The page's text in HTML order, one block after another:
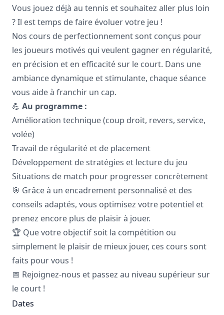
Vous jouez déjà au tennis et souhaitez aller plus loin
? Il est temps de faire évoluer votre jeu !
Nos cours de perfectionnement sont conçus pour
les joueurs motivés qui veulent gagner en régularité,
en précision et en efficacité sur le court. Dans une
ambiance dynamique et stimulante, chaque séance
vous aide à franchir un cap.
💪 Au programme :
Amélioration technique (coup droit, revers, service,
volée)
Travail de régularité et de placement
Développement de stratégies et lecture du jeu
Situations de match pour progresser concrètement
🎯 Grâce à un encadrement personnalisé et des
conseils adaptés, vous optimisez votre potentiel et
prenez encore plus de plaisir à jouer.
🏆 Que votre objectif soit la compétition ou
simplement le plaisir de mieux jouer, ces cours sont
faits pour vous !
📅 Rejoignez-nous et passez au niveau supérieur sur
le court !
Dates